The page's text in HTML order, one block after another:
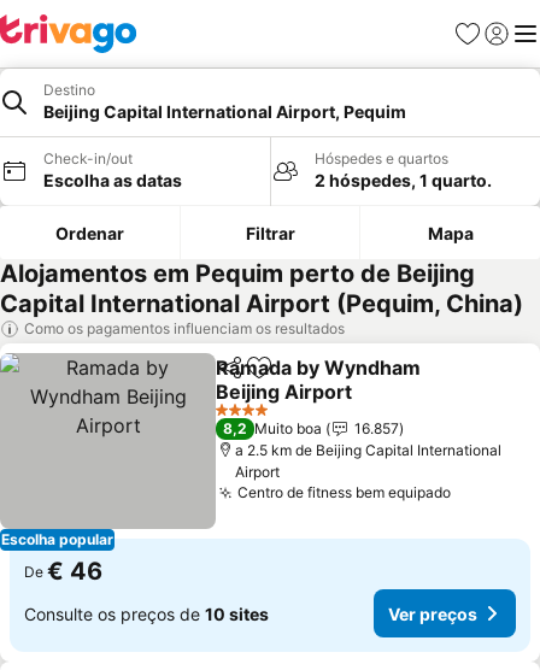
Favoritos
Iniciar
Destino
Beijing Capital International Airport, Pequim
Check-in/out
Escolha as datas
Hóspedes e quartos
2 hóspedes, 1 quarto.
Ordenar Filtrar Mapa
Alojamentos em Pequim perto de Beijing
Capital International Airport (Pequim, China)
Como os pagamentos influenciam os resultados
Escolha popular
PartilharAdicionar aos favoritos
Ramada by Wyndham
Beijing Airport
4 Estrelas
8,2 Muito boa
16.857
a 2.5 km de Beijing Capital International
Airport
Centro de fitness bem equipado
De € 46
Consulte os preços de 10 sites Ver preços